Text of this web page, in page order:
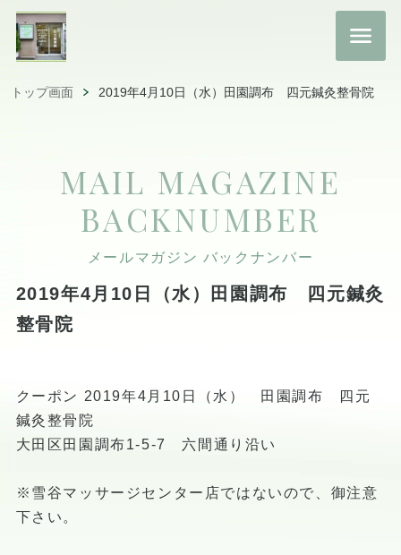
トップ画面 2019年4月10日（水）田園調布 四元鍼灸整骨院
MAIL MAGAZINE
BACKNUMBER
メールマガジン バックナンバー
2019年4月10日（水）田園調布 四元鍼灸
整骨院
クーポン 2019年4月10日（水） 田園調布 四元
鍼灸整骨院
大田区田園調布1-5-7 六間通り沿い
※雪谷マッサージセンター店ではないので、御注意
下さい。